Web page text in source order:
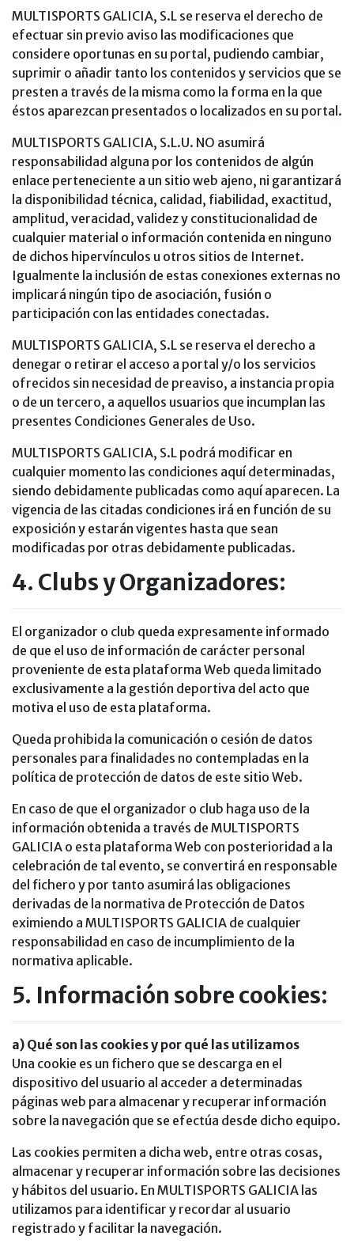
MULTISPORTS GALICIA, S.L se reserva el derecho de
efectuar sin previo aviso las modificaciones que
considere oportunas en su portal, pudiendo cambiar,
suprimir o añadir tanto los contenidos y servicios que se
presten a través de la misma como la forma en la que
éstos aparezcan presentados o localizados en su portal.
MULTISPORTS GALICIA, S.L.U. NO asumirá
responsabilidad alguna por los contenidos de algún
enlace perteneciente a un sitio web ajeno, ni garantizará
la disponibilidad técnica, calidad, fiabilidad, exactitud,
amplitud, veracidad, validez y constitucionalidad de
cualquier material o información contenida en ninguno
de dichos hipervínculos u otros sitios de Internet.
Igualmente la inclusión de estas conexiones externas no
implicará ningún tipo de asociación, fusión o
participación con las entidades conectadas.
MULTISPORTS GALICIA, S.L se reserva el derecho a
denegar o retirar el acceso a portal y/o los servicios
ofrecidos sin necesidad de preaviso, a instancia propia
o de un tercero, a aquellos usuarios que incumplan las
presentes Condiciones Generales de Uso.
MULTISPORTS GALICIA, S.L podrá modificar en
cualquier momento las condiciones aquí determinadas,
siendo debidamente publicadas como aquí aparecen. La
vigencia de las citadas condiciones irá en función de su
exposición y estarán vigentes hasta que sean
modificadas por otras debidamente publicadas.
4. Clubs y Organizadores:
El organizador o club queda expresamente informado
de que el uso de información de carácter personal
proveniente de esta plataforma Web queda limitado
exclusivamente a la gestión deportiva del acto que
motiva el uso de esta plataforma.
Queda prohibida la comunicación o cesión de datos
personales para finalidades no contempladas en la
política de protección de datos de este sitio Web.
En caso de que el organizador o club haga uso de la
información obtenida a través de MULTISPORTS
GALICIA o esta plataforma Web con posterioridad a la
celebración de tal evento, se convertirá en responsable
del fichero y por tanto asumirá las obligaciones
derivadas de la normativa de Protección de Datos
eximiendo a MULTISPORTS GALICIA de cualquier
responsabilidad en caso de incumplimiento de la
normativa aplicable.
5. Información sobre cookies:
a) Qué son las cookies y por qué las utilizamos
Una cookie es un fichero que se descarga en el
dispositivo del usuario al acceder a determinadas
páginas web para almacenar y recuperar información
sobre la navegación que se efectúa desde dicho equipo.
Las cookies permiten a dicha web, entre otras cosas,
almacenar y recuperar información sobre las decisiones
y hábitos del usuario. En MULTISPORTS GALICIA las
utilizamos para identificar y recordar al usuario
registrado y facilitar la navegación.